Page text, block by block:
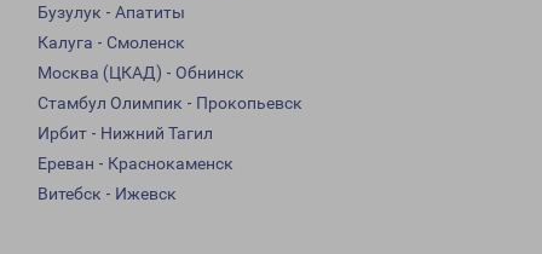
Бузулук - Апатиты
Калуга - Смоленск
Москва (ЦКАД) - Обнинск
Стамбул Олимпик - Прокопьевск
Ирбит - Нижний Тагил
Ереван - Краснокаменск
Витебск - Ижевск